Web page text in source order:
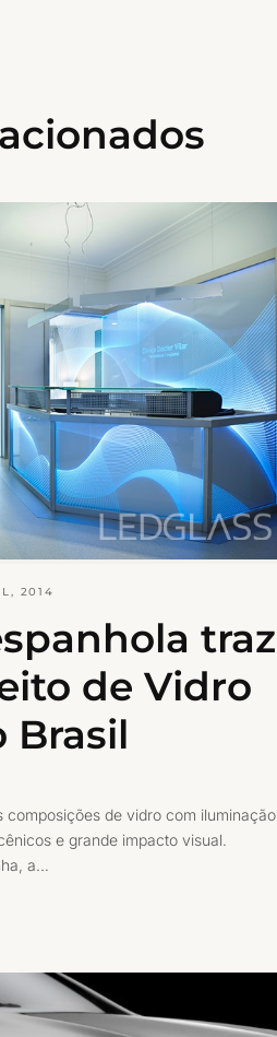
2014
traz
de Vidro
Brasil
composições de vidro com iluminação
e grande impacto visual.
a…